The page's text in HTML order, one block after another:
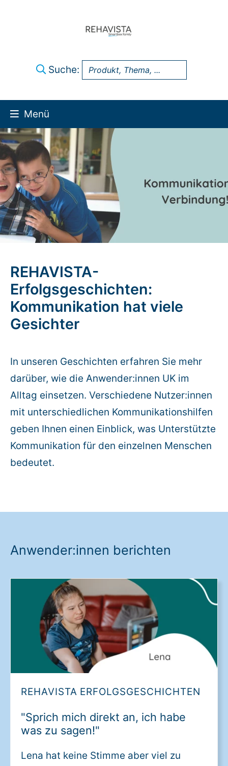
Suche:
Menü
Über uns
UK Infothek
Produkte
Technik-Support
Aktuelles
Kontakt
Hilfe + Kontakt
Newsletter
Beratungsanfrage
Anmelden
REHAVISTA-
Erfolgsgeschichten:
Kommunikation hat viele
Gesichter
In unseren Geschichten erfahren Sie mehr
darüber, wie die Anwender:innen UK im
Alltag einsetzen. Verschiedene Nutzer:innen
mit unterschiedlichen Kommunikationshilfen
geben Ihnen einen Einblick, was Unterstützte
Kommunikation für den einzelnen Menschen
bedeutet.
Anwender:innen berichten
REHAVISTA ERFOLGSGESCHICHTEN
"Sprich mich direkt an, ich habe
was zu sagen!"
Lena hat keine Stimme aber viel zu